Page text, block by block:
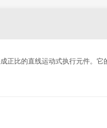
正比的直线运动式执行元件。